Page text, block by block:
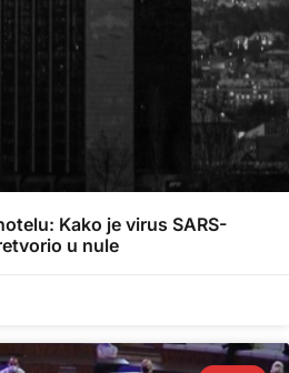
Kako je virus SARS-
u nule